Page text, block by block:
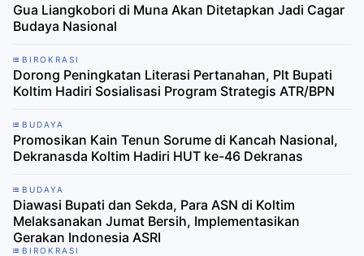
Gua Liangkobori di Muna Akan Ditetapkan Jadi Cagar
Budaya Nasional ​
BIROKRASI
Dorong Peningkatan Literasi Pertanahan, Plt Bupati
Koltim Hadiri Sosialisasi Program Strategis ATR/BPN
BUDAYA
Promosikan Kain Tenun Sorume di Kancah Nasional,
Dekranasda Koltim Hadiri HUT ke-46 Dekranas
BUDAYA
Diawasi Bupati dan Sekda, Para ASN di Koltim
Melaksanakan Jumat Bersih, Implementasikan
Gerakan Indonesia ASRI
BIROKRASI